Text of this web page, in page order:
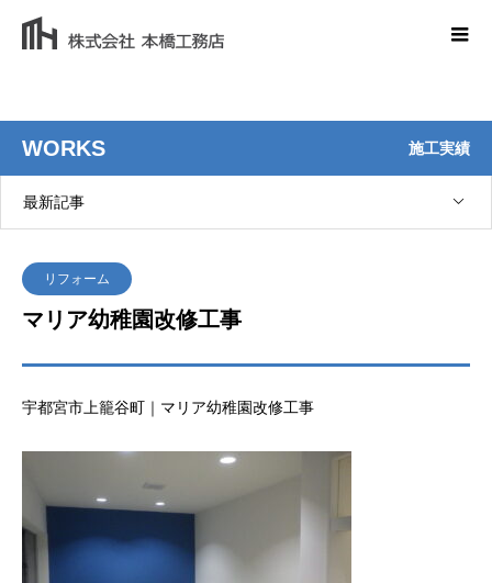
WORKS 施工実績
最新記事
リフォーム
マリア幼稚園改修工事
宇都宮市上籠谷町｜マリア幼稚園改修工事